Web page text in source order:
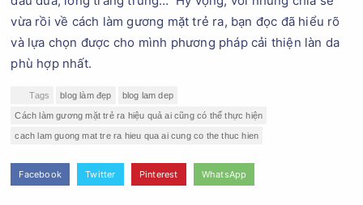
vừa rồi về cách làm gương mặt trẻ ra, bạn đọc đã hiểu rõ
và lựa chọn được cho mình phương pháp cải thiện làn da
phù hợp nhất.
Tags blog làm đẹp blog lam dep
Cách làm gương mặt trẻ ra hiệu quả ai cũng có thể thực hiện
cach lam guong mat tre ra hieu qua ai cung co the thuc hien
Facebook Twitter Pinterest WhatsApp